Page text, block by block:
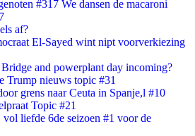
#317 We dansen de macaroni
af?
El-Sayed wint nipt voorverkiezing
and powerplant day incoming?
Trump nieuws topic #31
grens naar Ceuta in Spanje,l #10
Topic #21
liefde 6de seizoen #1 voor de